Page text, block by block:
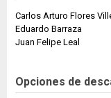
Carlos Arturo Flores
Eduardo Barraza
Juan Felipe Leal
Opciones de